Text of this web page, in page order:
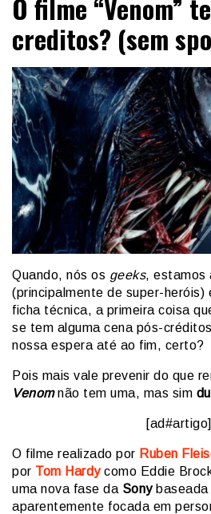
O filme “Venom”
creditos? (sem
Quando, nós os geeks, estamos
(principalmente de super-heróis)
ficha técnica, a primeira coisa
se tem alguma cena pós-
nossa espera até ao fim, certo?
Pois mais vale prevenir do que
Venom não tem uma, mas sim
[ad#artigo]
O filme realizado por Ruben
por Tom Hardycomo Eddie
uma nova fase da Sonybaseada
aparentemente focada em